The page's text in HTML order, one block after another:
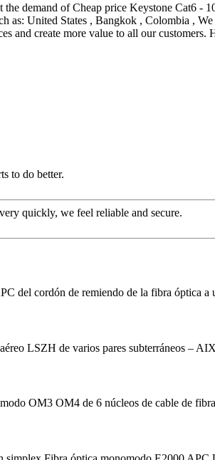
demand of Cheap price Keystone Cat6
United States , Bangkok , Colombia ,
and create more value to all our customers.
to do better.
quickly, we feel reliable and secure.